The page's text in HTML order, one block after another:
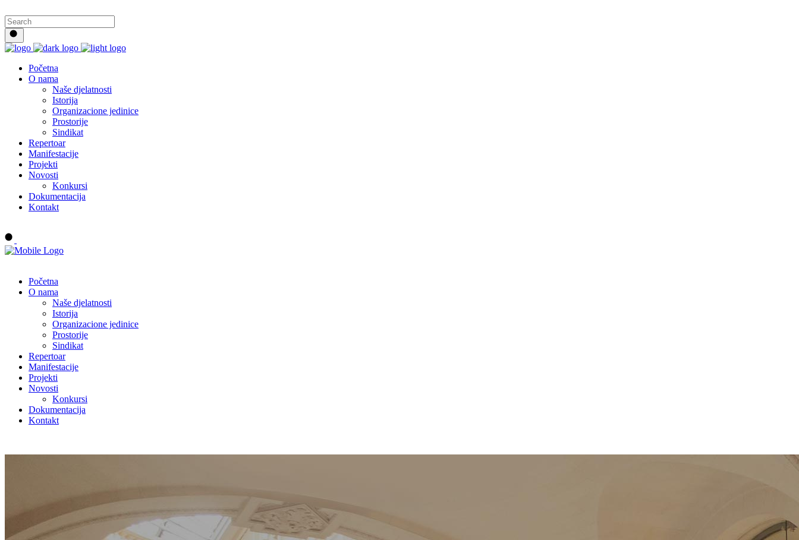
Početna
O nama
Naše djelatnosti
Istorija
Organizacione jedinice
Prostorije
Sindikat
Repertoar
Manifestacije
Projekti
Novosti
Konkursi
Dokumentacija
Kontakt
Početna
O nama
Naše djelatnosti
Istorija
Organizacione jedinice
Prostorije
Sindikat
Repertoar
Manifestacije
Projekti
Novosti
Konkursi
Dokumentacija
Kontakt